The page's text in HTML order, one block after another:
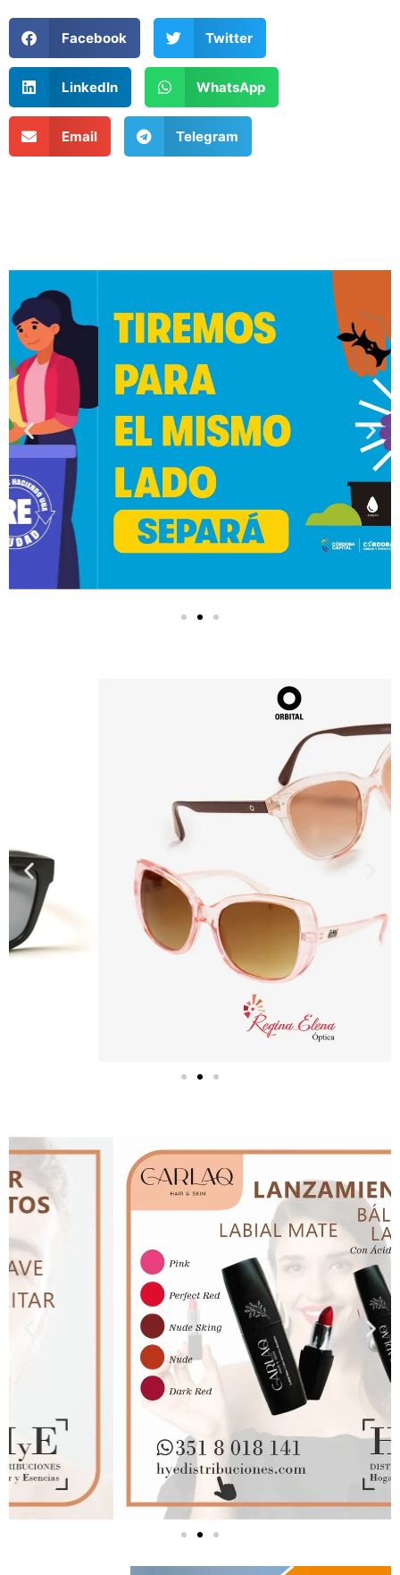
Facebook Twitter
LinkedIn WhatsApp
Email Telegram